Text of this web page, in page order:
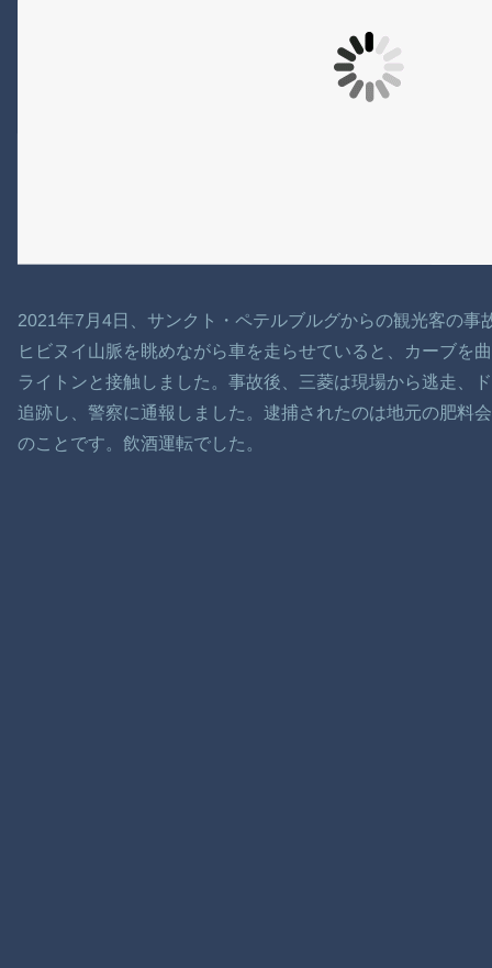
2021年7月4日、サンクト・ペテルブルグからの観光客の事
ヒビヌイ山脈を眺めながら車を走らせていると、カーブを
ライトンと接触しました。事故後、三菱は現場から逃走、
追跡し、警察に通報しました。逮捕されたのは地元の肥料
のことです。飲酒運転でした。